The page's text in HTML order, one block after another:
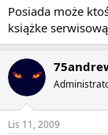
Posiada może
książke
Lis 11, 2009